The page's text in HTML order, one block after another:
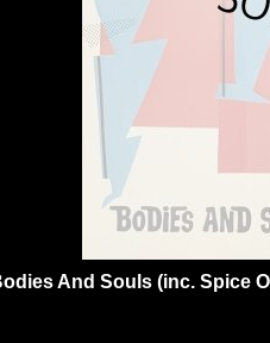
And Souls (inc. Spice